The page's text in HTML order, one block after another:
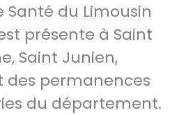
Santé du Limousin
est présente à Saint
Saint Junien,
des permanences
du département.